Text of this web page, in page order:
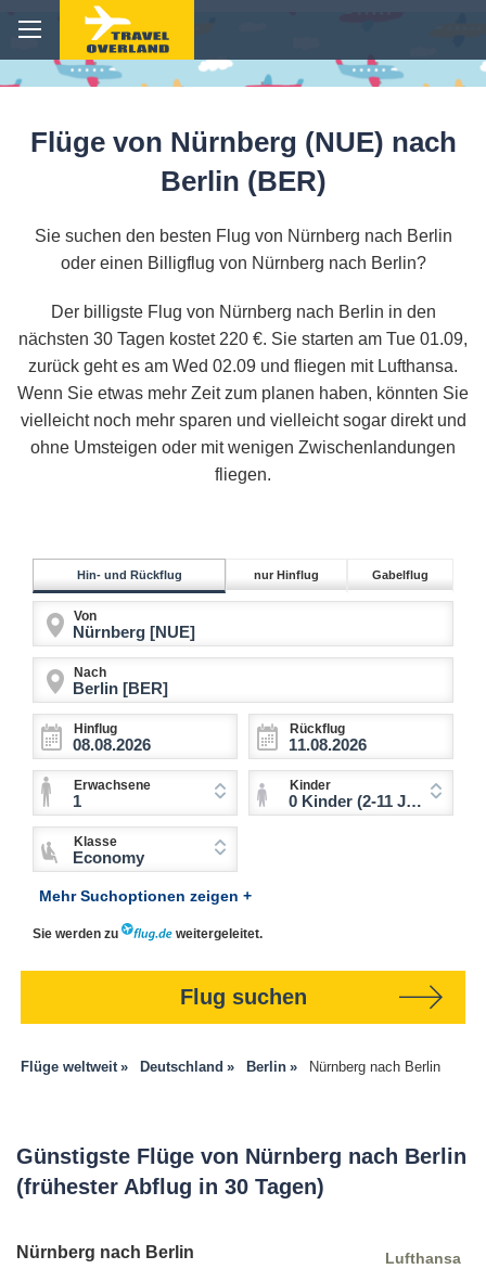
Flüge von Nürnberg (NUE) nach
Berlin (BER)
Sie suchen den besten Flug von Nürnberg nach Berlin
oder einen Billigflug von Nürnberg nach Berlin?
Der billigste Flug von Nürnberg nach Berlin in den
nächsten 30 Tagen kostet 220 €. Sie starten am Tue 01.09,
zurück geht es am Wed 02.09 und fliegen mit Lufthansa.
Wenn Sie etwas mehr Zeit zum planen haben, könnten Sie
vielleicht noch mehr sparen und vielleicht sogar direkt und
ohne Umsteigen oder mit wenigen Zwischenlandungen
fliegen.
Hin- und Rückflug nur Hinflug Gabelflug
Von
Nach
Hinflug Rückflug
Erwachsene
1
Kinder
0 Kinder (2-11 Jahre)
Klasse
Economy
Mehr Suchoptionen zeigen +
Sie werden zu weitergeleitet.
Flug suchen
Flüge weltweit Deutschland Berlin Nürnberg nach Berlin
Günstigste Flüge von Nürnberg nach Berlin
(frühester Abflug in 30 Tagen)
Nürnberg nach Berlin
Lufthansa